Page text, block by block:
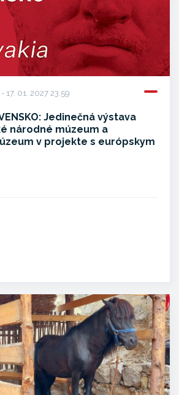
01. 2027 23:59
Jedinečná výstava
národné múzeum a
v projekte s európskym